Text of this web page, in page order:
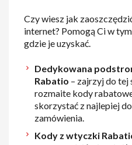
Czy wiesz jak
internet? Pomogą Ci w
gdzie je uzyskać.
Dedykowana
Rabatio – zajrzyj do tej
rozmaite kody
skorzystać z najlepiej
zamówienia.
Kody z wtyczki